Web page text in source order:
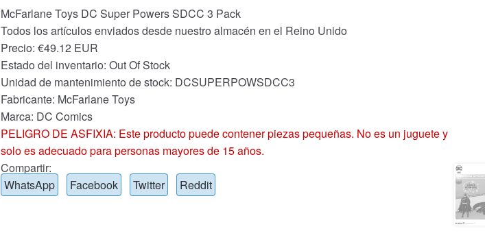
McFarlane Toys DC Super Powers SDCC 3 Pack
Todos los artículos enviados desde nuestro almacén en el Reino Unido
Precio: €49.12 EUR
Estado del inventario: Out Of Stock
Unidad de mantenimiento de stock: DCSUPERPOWSDCC3
Fabricante: McFarlane Toys
Marca: DC Comics
PELIGRO DE ASFIXIA: Este producto puede contener piezas pequeñas. No es un juguete y
solo es adecuado para personas mayores de 15 años.
Compartir:
WhatsApp
Facebook Twitter Reddit